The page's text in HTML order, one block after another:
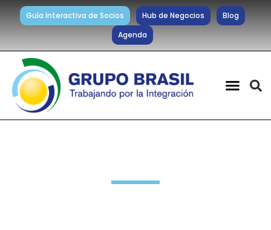
Guía Interactiva de Socios Hub de Negocios
Blog
Agenda